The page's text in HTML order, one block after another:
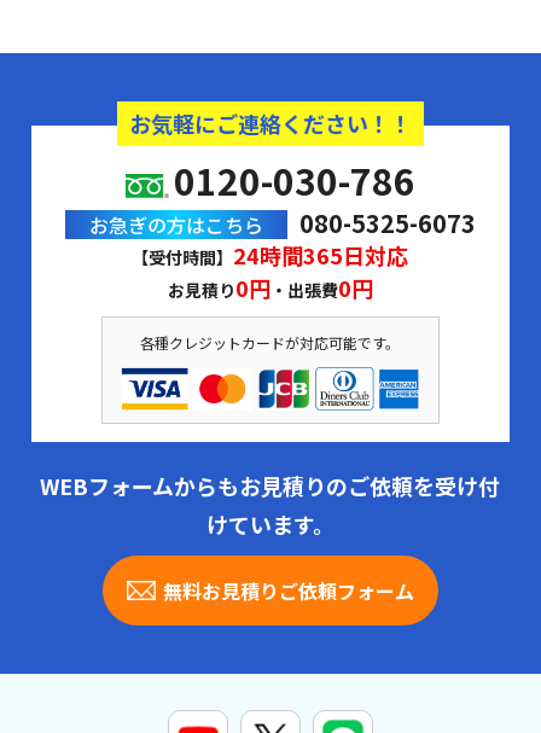
お気軽にご連絡ください！！
0120-030-786
お急ぎの方はこちら 080-5325-6073
【受付時間】 24時間365日対応
お見積り0円 ・出張費0円
各種クレジットカードが対応可能です。
WEBフォームからもお見積りのご依頼を受け付
けています。
無料お見積りご依頼フォーム